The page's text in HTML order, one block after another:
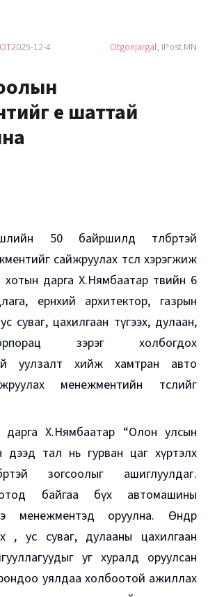
2025-12-4 Otgonjargal, iPost.MN
үе шаттай
50 байршилд төлбөртэй
сайжруулах төсөл хэрэгжиж
хотын дарга Х.Нямбаатар төвийн 6
ерөнхий архитектор, газрын
суваг, цахилгаан түгээх, дулаан,
зэрэг холбогдох
уулзалт хийж хамтран авто
менежментийн төслийг
Х.Нямбаатар “Олон улсын
дээд тал нь гурван цаг хүртэлх
зогсоолыг ашиглуулдаг.
байгаа бүх автомашины
менежментэд оруулна. Өнөөдөр
, ус суваг, дулааны цахилгаан
уг хуралд оруулсан
уялдаа холбоотой ажиллах